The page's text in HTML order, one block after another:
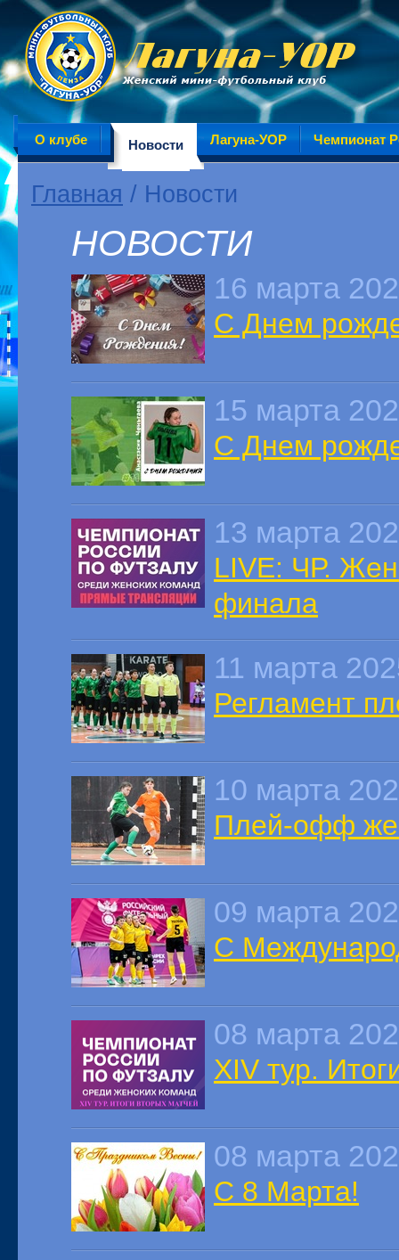
О клубе Новости Лагуна-УОР Чемпионат
Главная / Новости
НОВОСТИ
16 марта
С Днем
15 марта
С Днем
13 марта
LIVE: ЧР.
финала
11 марта
Регламент
10 марта
Плей-офф
09 марта
С
08 марта
XIV тур.
08 марта
С 8 Марта!